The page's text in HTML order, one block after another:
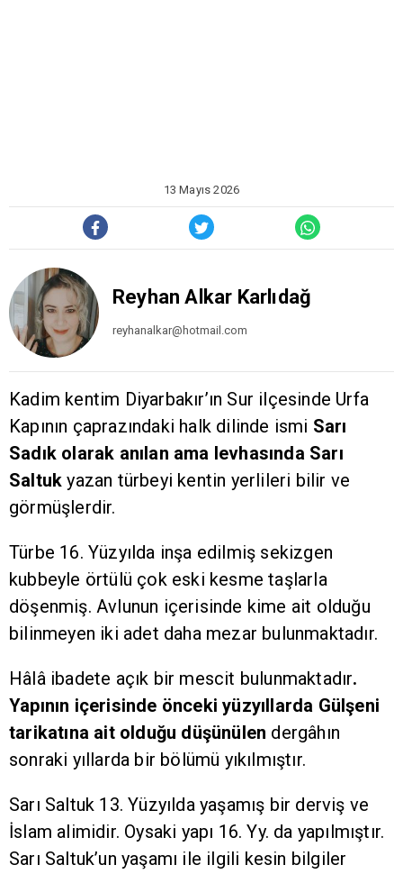
13 Mayıs 2026
Reyhan Alkar Karlıdağ
reyhanalkar@hotmail.com
Kadim kentim Diyarbakır’ın Sur ilçesinde Urfa
Kapının çaprazındaki halk dilinde ismi Sarı
Sadık olarak anılan ama levhasında Sarı
Saltuk yazan türbeyi kentin yerlileri bilir ve
görmüşlerdir.
Türbe 16. Yüzyılda inşa edilmiş sekizgen
kubbeyle örtülü çok eski kesme taşlarla
döşenmiş. Avlunun içerisinde kime ait olduğu
bilinmeyen iki adet daha mezar bulunmaktadır.
Hâlâ ibadete açık bir mescit bulunmaktadır.
Yapının içerisinde önceki yüzyıllarda Gülşeni
tarikatına ait olduğu düşünülen dergâhın
sonraki yıllarda bir bölümü yıkılmıştır.
Sarı Saltuk 13. Yüzyılda yaşamış bir derviş ve
İslam alimidir. Oysaki yapı 16. Yy. da yapılmıştır.
Sarı Saltuk’un yaşamı ile ilgili kesin bilgiler